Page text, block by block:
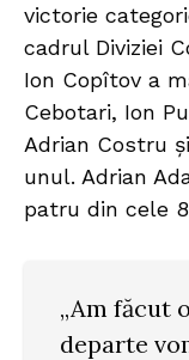
victorie
cadrul Diviziei
Ion Copîtov a
Cebotari, Ion
Adrian Costru
unul. Adrian
patru din cele
„Am făcut
departe